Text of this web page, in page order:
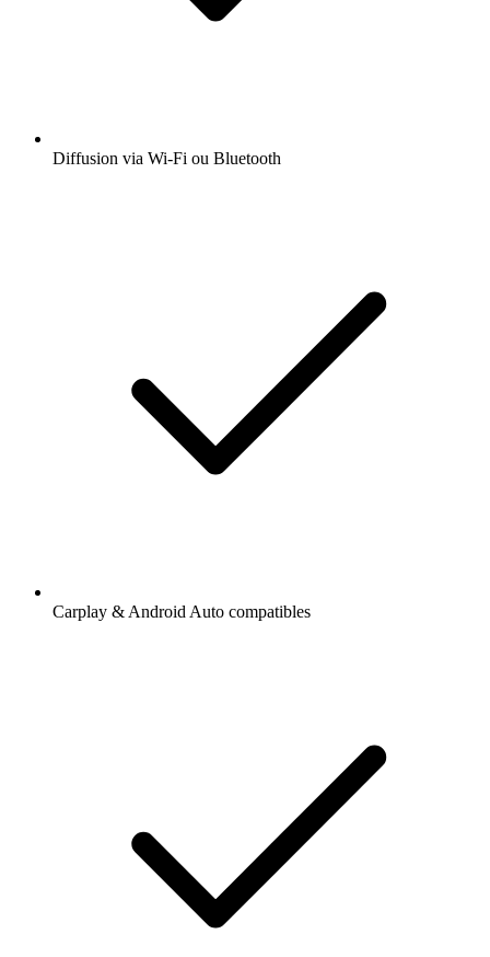
Diffusion via Wi-Fi ou Bluetooth
Carplay & Android Auto compatibles